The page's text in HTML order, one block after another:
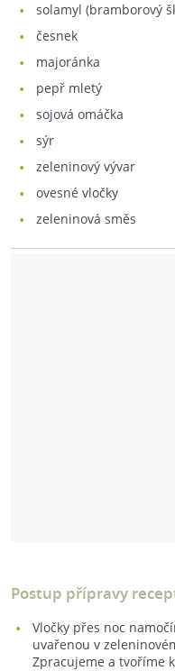
solamyl (bramborový
česnek
majoránka
pepř mletý
sojová omáčka
sýr
zeleninový vývar
ovesné vločky
zeleninová směs
Postup přípravy
Vločky přes noc
uvařenou v
Zpracujeme a tvoříme